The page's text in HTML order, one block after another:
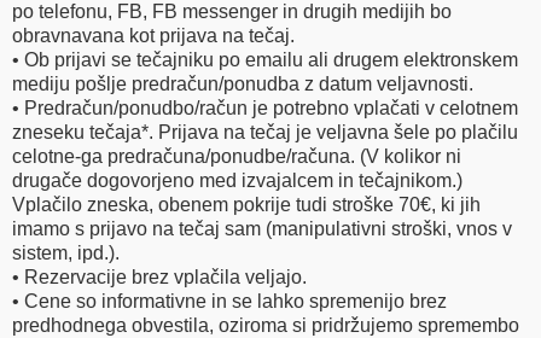
po telefonu, FB, FB messenger in drugih medijih bo
obravnavana kot prijava na tečaj.
• Ob prijavi se tečajniku po emailu ali drugem elektronskem
mediju pošlje predračun/ponudba z datum veljavnosti.
• Predračun/ponudbo/račun je potrebno vplačati v celotnem
zneseku tečaja*. Prijava na tečaj je veljavna šele po plačilu
celotne-ga predračuna/ponudbe/računa. (V kolikor ni
drugače dogovorjeno med izvajalcem in tečajnikom.)
Vplačilo zneska, obenem pokrije tudi stroške 70€, ki jih
imamo s prijavo na tečaj sam (manipulativni stroški, vnos v
sistem, ipd.).
• Rezervacije brez vplačila veljajo.
• Cene so informativne in se lahko spremenijo brez
predhodnega obvestila, oziroma si pridržujemo spremembo